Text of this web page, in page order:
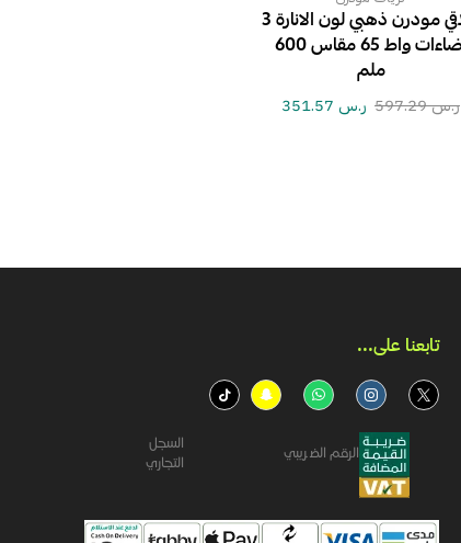
علاقي مودرن ذهبي لون الانارة 3
اضاءات واط 65 مقاس 600
ملم
ر.س597.29 ر.س
تابعنا على...​
الرقم الضريبي
السجل
التجاري